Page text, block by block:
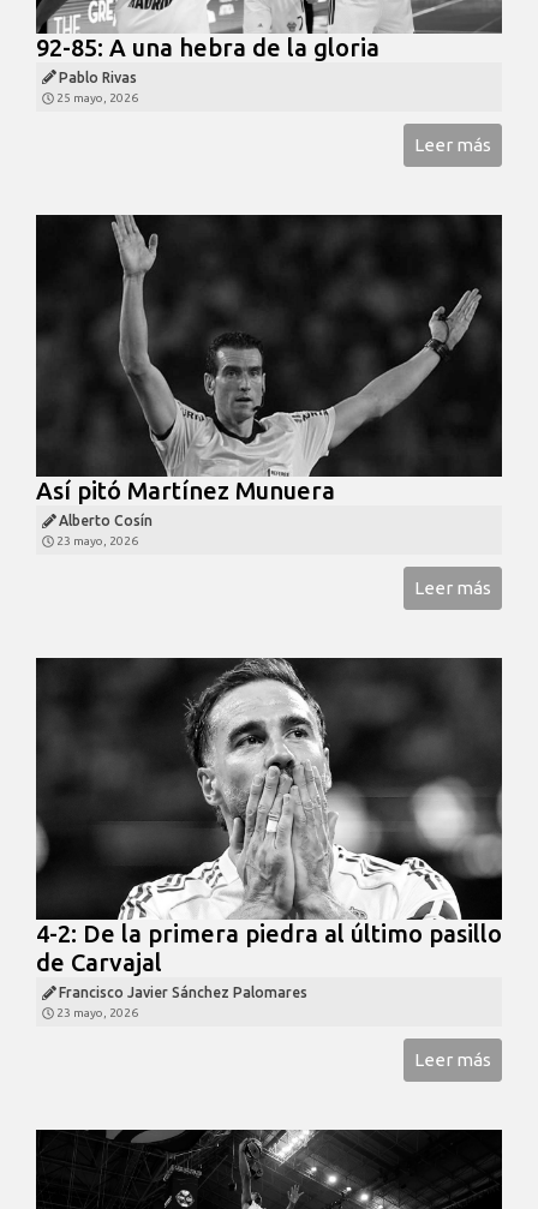
92-85: A una hebra de la gloria
Pablo Rivas
25 mayo, 2026
Leer más
Así pitó Martínez Munuera
Alberto Cosín
23 mayo, 2026
Leer más
4-2: De la primera piedra al último pasillo
de Carvajal
Francisco Javier Sánchez Palomares
23 mayo, 2026
Leer más